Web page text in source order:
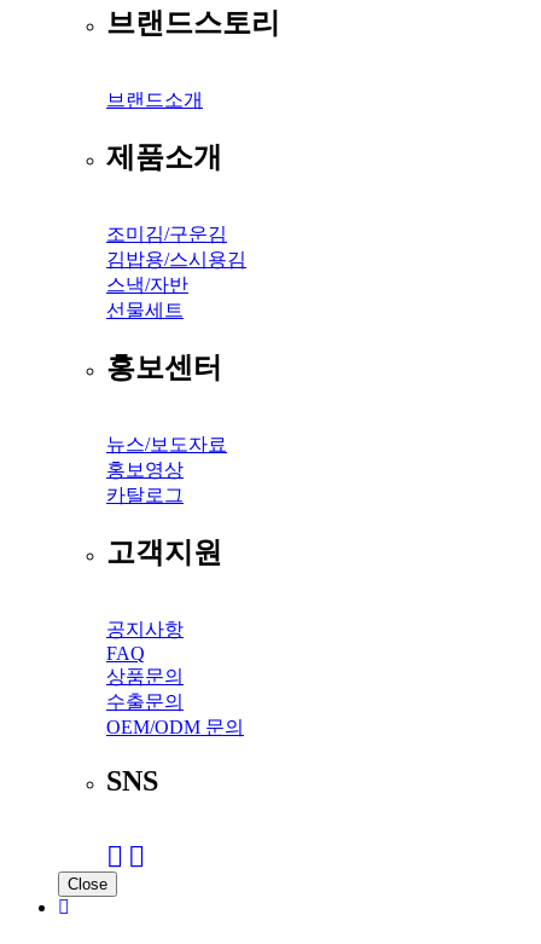
브랜드스토리
브랜드소개
제품소개
조미김/구운김
김밥용/스시용김
스낵/자반
선물세트
홍보센터
뉴스/보도자료
홍보영상
카탈로그
고객지원
공지사항
FAQ
상품문의
수출문의
OEM/ODM 문의
SNS
Close